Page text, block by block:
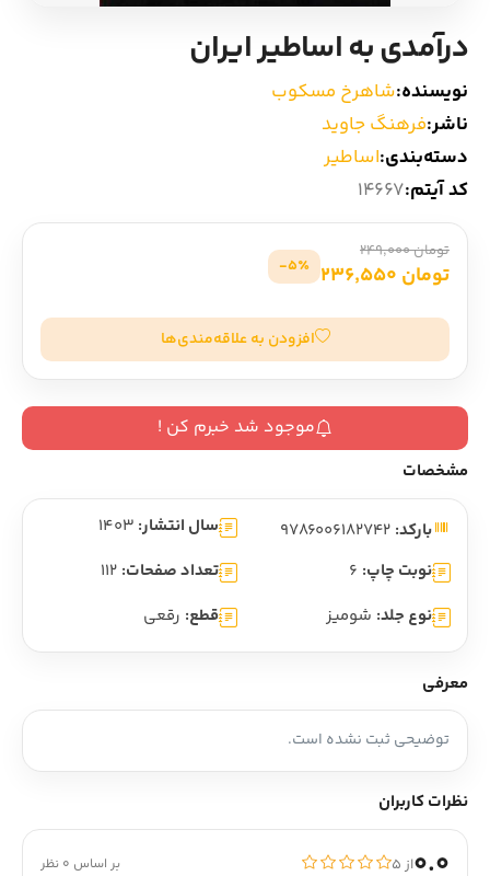
شعر و متون کهن
درآمدی به اساطیر ایران
نویسنده:شاهرخ مسکوب
ناشر:فرهنگ جاوید
دسته‌بندی:اساطیر
کد آیتم:14667
تومان 249,000
تومان 236,550 5٪-
افزودن به علاقه‌مندی‌ها
موجود شد خبرم کن !
مشخصات
بارکد: سال انتشار: 1403
نوبت چاپ: 6 تعداد صفحات: 112
نوع جلد: شومیز قطع: رقعی
معرفی
توضیحی ثبت نشده است.
نظرات کاربران
0.0از ۵ بر اساس 0 نظر